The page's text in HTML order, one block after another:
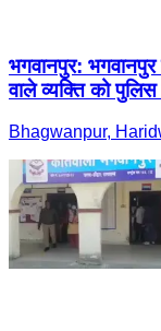
भगवानपुर:
वाले व्यक्ति को पुलिस
Bhagwanpur,